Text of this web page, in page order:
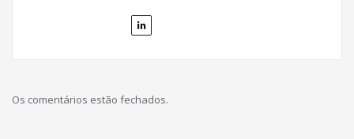
Os comentários estão fechados.